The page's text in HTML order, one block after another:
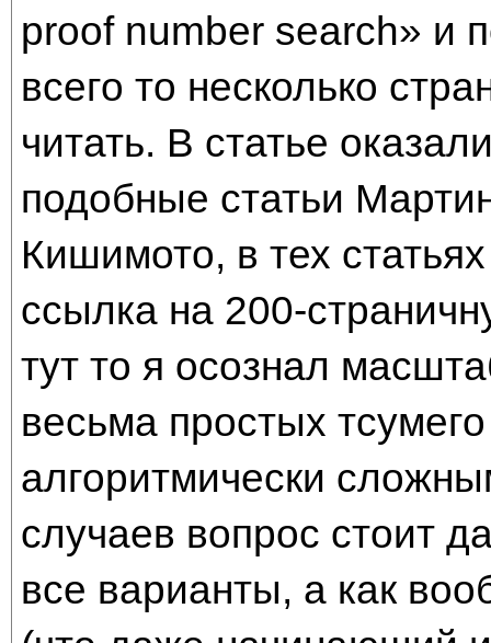
proof number search» и
всего то несколько
читать. В статье
подобные статьи
Кишимото, в тех
ссылка на 200-
тут то я осознал
весьма простых
алгоритмически
случаев вопрос стоит
все варианты, а как